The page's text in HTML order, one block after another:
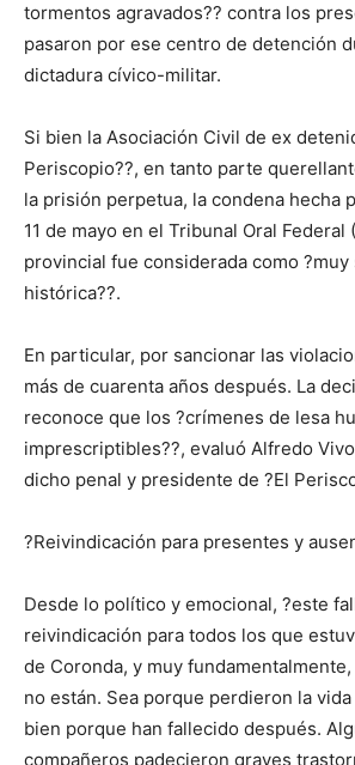
tormentos agravados?? contra los
pasaron por ese centro de detención
dictadura cívico-militar.
Si bien la Asociación Civil de ex
Periscopio??, en tanto parte
la prisión perpetua, la condena hecha
11 de mayo en el Tribunal Oral Federal
provincial fue considerada como ?muy
histórica??.
En particular, por sancionar las
más de cuarenta años después. La
reconoce que los ?crímenes de lesa
imprescriptibles??, evaluó Alfredo
dicho penal y presidente de ?El
?Reivindicación para presentes y
Desde lo político y emocional, ?este
reivindicación para todos los que
de Coronda, y muy
no están. Sea porque perdieron la
bien porque han fallecido después.
compañeros padecieron graves